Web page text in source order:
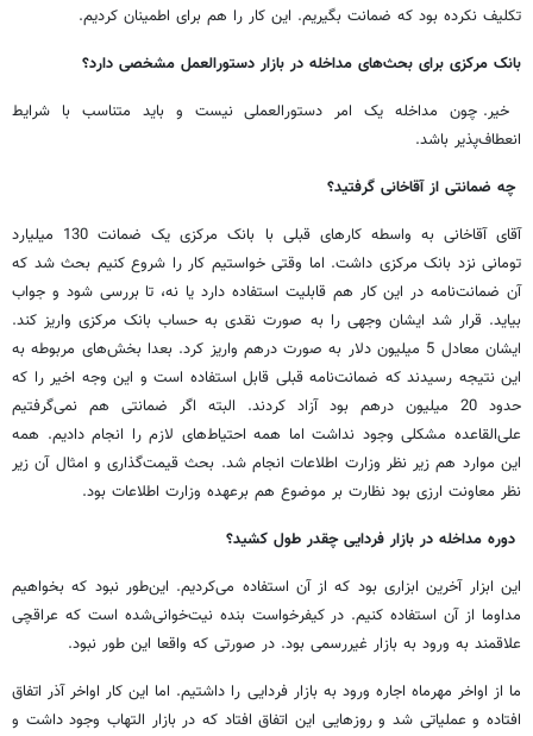
تکلیف نکرده بود که ضمانت بگیریم. این کار را هم برای اطمینان کردیم.
بانک مرکزی برای بحث‌های مداخله در بازار دستورالعمل مشخصی دارد؟
خیر. چون مداخله یک امر دستورالعملی نیست و باید متناسب با شرایط
انعطاف‌پذیر باشد.
چه ضمانتی از آقاخانی گرفتید؟
آقای آقاخانی به واسطه کارهای قبلی با بانک مرکزی یک ضمانت 130 میلیارد
تومانی نزد بانک مرکزی داشت. اما وقتی خواستیم کار را شروع کنیم بحث شد که
آن ضمانت‌نامه در این کار هم قابلیت استفاده دارد یا نه، تا بررسی شود و جواب
بیاید. قرار شد ایشان وجهی را به صورت نقدی به حساب بانک مرکزی واریز کند.
ایشان معادل 5 میلیون دلار به صورت درهم واریز کرد. بعدا بخش‌های مربوطه به
این نتیجه رسیدند که ضمانت‌نامه قبلی قابل استفاده است و این وجه اخیر را که
حدود 20 میلیون درهم بود آزاد کردند. البته اگر ضمانتی هم نمی‌گرفتیم
علی‌القاعده مشکلی وجود نداشت اما همه احتیاط‌های لازم را انجام دادیم. همه
این موارد هم زیر نظر وزارت اطلاعات انجام شد. بحث قیمت‌گذاری و امثال آن زیر
نظر معاونت ارزی بود نظارت بر موضوع هم برعهده وزارت اطلاعات بود.
دوره مداخله در بازار فردایی چقدر طول کشید؟
این ابزار آخرین ابزاری بود که از آن استفاده می‌کردیم. این‌طور نبود که بخواهیم
مداوما از آن استفاده کنیم. در کیفرخواست بنده نیت‌خوانی‌شده است که عراقچی
علاقمند به ورود به بازار غیررسمی بود. در صورتی که واقعا این طور نبود.
ما از اواخر مهرماه اجاره ورود به بازار فردایی را داشتیم. اما این کار اواخر آذر اتفاق
افتاده و عملیاتی شد و روزهایی این اتفاق افتاد که در بازار التهاب وجود داشت و